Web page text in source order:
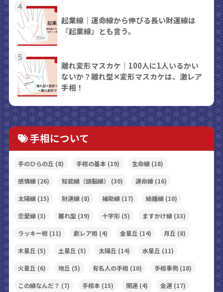
4
起業線｜運命線から伸びる長い財運線は
『起業線』とも言う。
5
離れ変形マスカケ｜100人に1人いるかい
ないか？離れ型✕変形マスカケは、激レア
手相！
手相について
手のひらの丘(8) 手相の基本 (19) 生命線(18)
感情線(26) 知能線（頭脳線） (30) 運命線(16)
太陽線(15) 財運線(8) 補助線(17) 結婚線(10)
恋愛線(3) 離れ型(39) 十字形(5) ますかけ線(33)
ラッキー相 (11) 劇レア相 (4) 金星丘(14) 月丘(8)
木星丘(5) 土星丘(5) 太陽丘(14) 水星丘(11)
火星丘(6) 地丘(5) 有名人の手相 (10) 手相事例(18)
この線なんだ？ (7) 手相本 (15) 開運(4) 金運(17)